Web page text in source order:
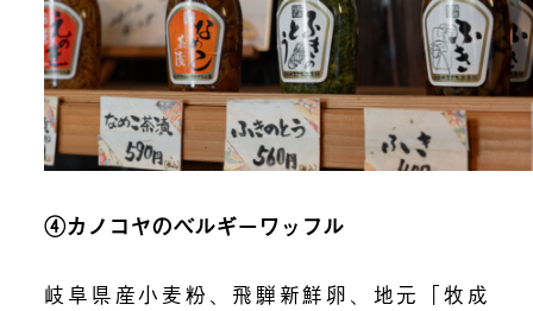
④カノコヤのベルギーワッフル
岐阜県産小麦粉、飛騨新鮮卵、地元「牧成